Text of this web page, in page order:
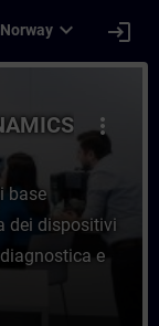
Norway expand_more login
more_vert
base
dei dispositivi
e